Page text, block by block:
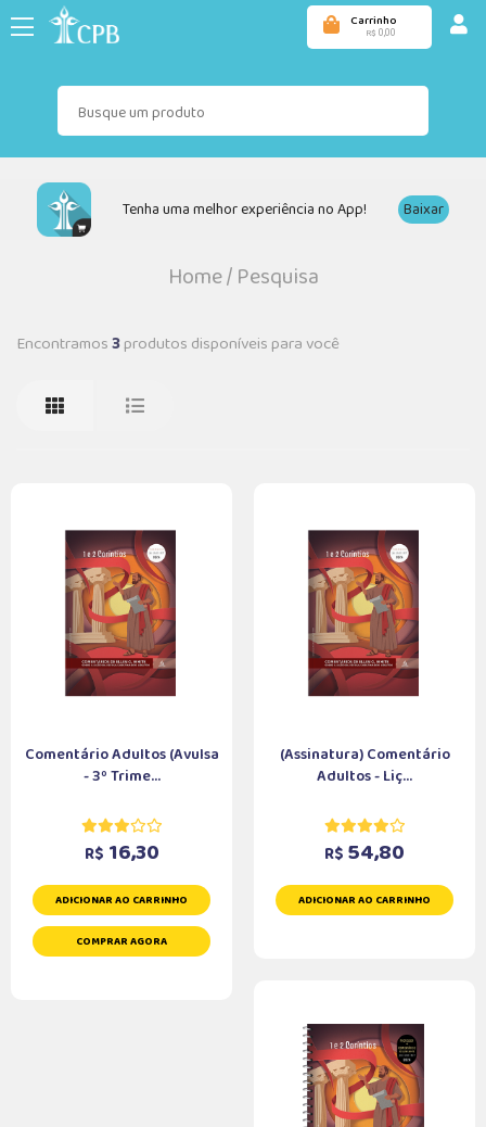
Carrinho
R$ 0,00
Tenha uma melhor experiência no App! Baixar
Home/Pesquisa
Encontramos3produtos disponíveis para você
Comentário Adultos (Avulsa
- 3º Trime...
R$ 16,30
ADICIONAR AO CARRINHO
COMPRAR AGORA
(Assinatura) Comentário
Adultos - Liç...
R$ 54,80
ADICIONAR AO CARRINHO